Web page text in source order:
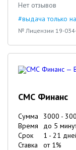
Нет отзывов
#выдача только
№ Лицензии 19-
СМС Финанс
Сумма 3000 -
Время
до 5
Срок
1 - 21
Ставка
от 1%